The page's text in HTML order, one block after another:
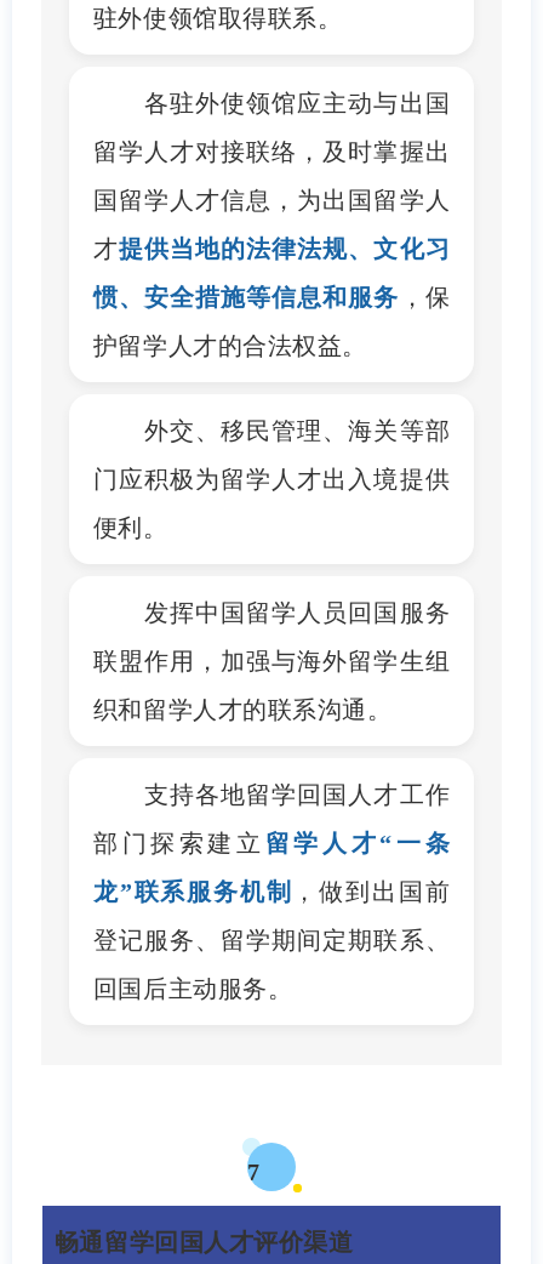
驻外使领馆取得联系。
各驻外使领馆应主动与出国
留学人才对接联络，及时掌握出
国留学人才信息，为出国留学人
才提供当地的法律法规、文化习
惯、安全措施等信息和服务 ，保
护留学人才的合法权益。
外交、移民管理、海关等部
门应积极为留学人才出入境提供
便利。
发挥中国留学人员回国服务
联盟作用，加强与海外留学生组
织和留学人才的联系沟通。
支持各地留学回国人才工作
部门探索建立 留学人才“一条
龙”联系服务机制
，做到出国前
登记服务、留学期间定期联系、
回国后主动服务。
7
畅通留学回国人才评价渠道